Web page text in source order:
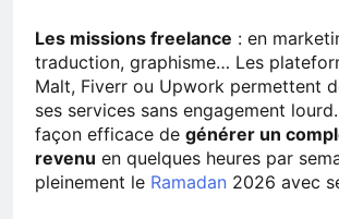
Les missions freelance : en
traduction, graphisme… Les
Malt, Fiverr ou Upwork permettent
ses services sans engagement lourd.
façon efficace de générer un
revenu en quelques heures par
pleinement le Ramadan 2026 avec